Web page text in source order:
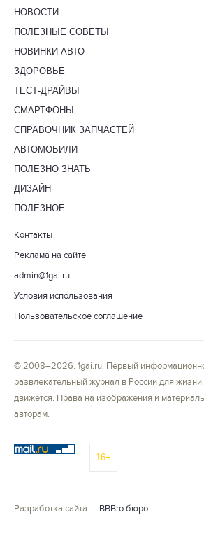
НОВОСТИ
ПОЛЕЗНЫЕ СОВЕТЫ
НОВИНКИ АВТО
ЗДОРОВЬЕ
ТЕСТ-ДРАЙВЫ
СМАРТФОНЫ
СПРАВОЧНИК ЗАПЧАСТЕЙ
АВТОМОБИЛИ
ПОЛЕЗНО ЗНАТЬ
ДИЗАЙН
ПОЛЕЗНОЕ
Контакты
Реклама на сайте
admin@1gai.ru
Условия использования
Пользовательское соглашение
© 2008–2026. 1gai.ru. Первый
развлекательный журнал в России для жизни
движется. Права на изображения и
авторам.
16+
Разработка сайта — BBBro бюро